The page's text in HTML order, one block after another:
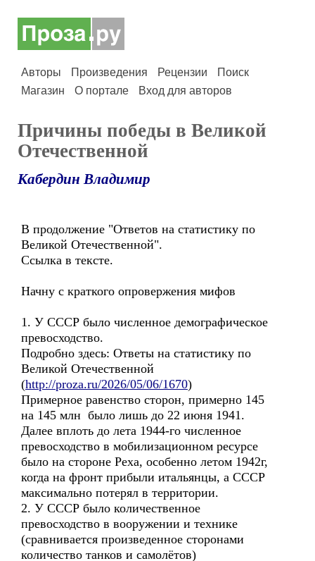
Авторы Произведения Рецензии
Поиск
Магазин
О портале Вход для авторов
Причины победы в Великой
Отечественной
Кабердин Владимир
В продолжение "Ответов на статистику по
Великой Отечественной".
Ссылка в тексте.
Начну с краткого опровержения мифов
1. У СССР было численное демографическое
превосходство.
Подробно здесь: Ответы на статистику по
Великой Отечественной
(http://proza.ru/2026/05/06/1670)
Примерное равенство сторон, примерно 145
на 145 млн было лишь до 22 июня 1941.
Далее вплоть до лета 1944-го численное
превосходство в мобилизационном ресурсе
было на стороне Реха, особенно летом 1942г,
когда на фронт прибыли итальянцы, а СССР
максимально потерял в территории.
2. У СССР было количественное
превосходство в вооружении и технике
(сравнивается произведенное сторонами
количество танков и самолётов)